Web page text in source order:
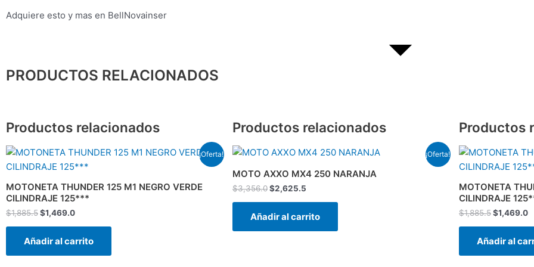
Adquiere esto y mas en BellNovainser
PRODUCTOS RELACIONADOS
Productos relacionados
¡Oferta!
MOTONETA THUNDER 125 M1 NEGRO VERDE
CILINDRAJE 125***
$1,885.5
El
original
$1,885.5.
$1,469.0
El
precio
actual
$1,469.0.
Añadir al carrito
Productos relacionados
¡Oferta!
MOTO AXXO MX4 250 NARANJA
$3,356.0
El
precio
original
era:
$3,356.0.
$2,625.5
El
precio
actual
es:
$2,625.5.
Añadir al carrito
Productos
MOTONETA
CILINDRAJE
$1,885.5
El
precio
original
$1,885.5.
$1,469.0
El
Añadir al